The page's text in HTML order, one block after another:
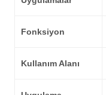
Fonksiyon
Kullanım Alanı